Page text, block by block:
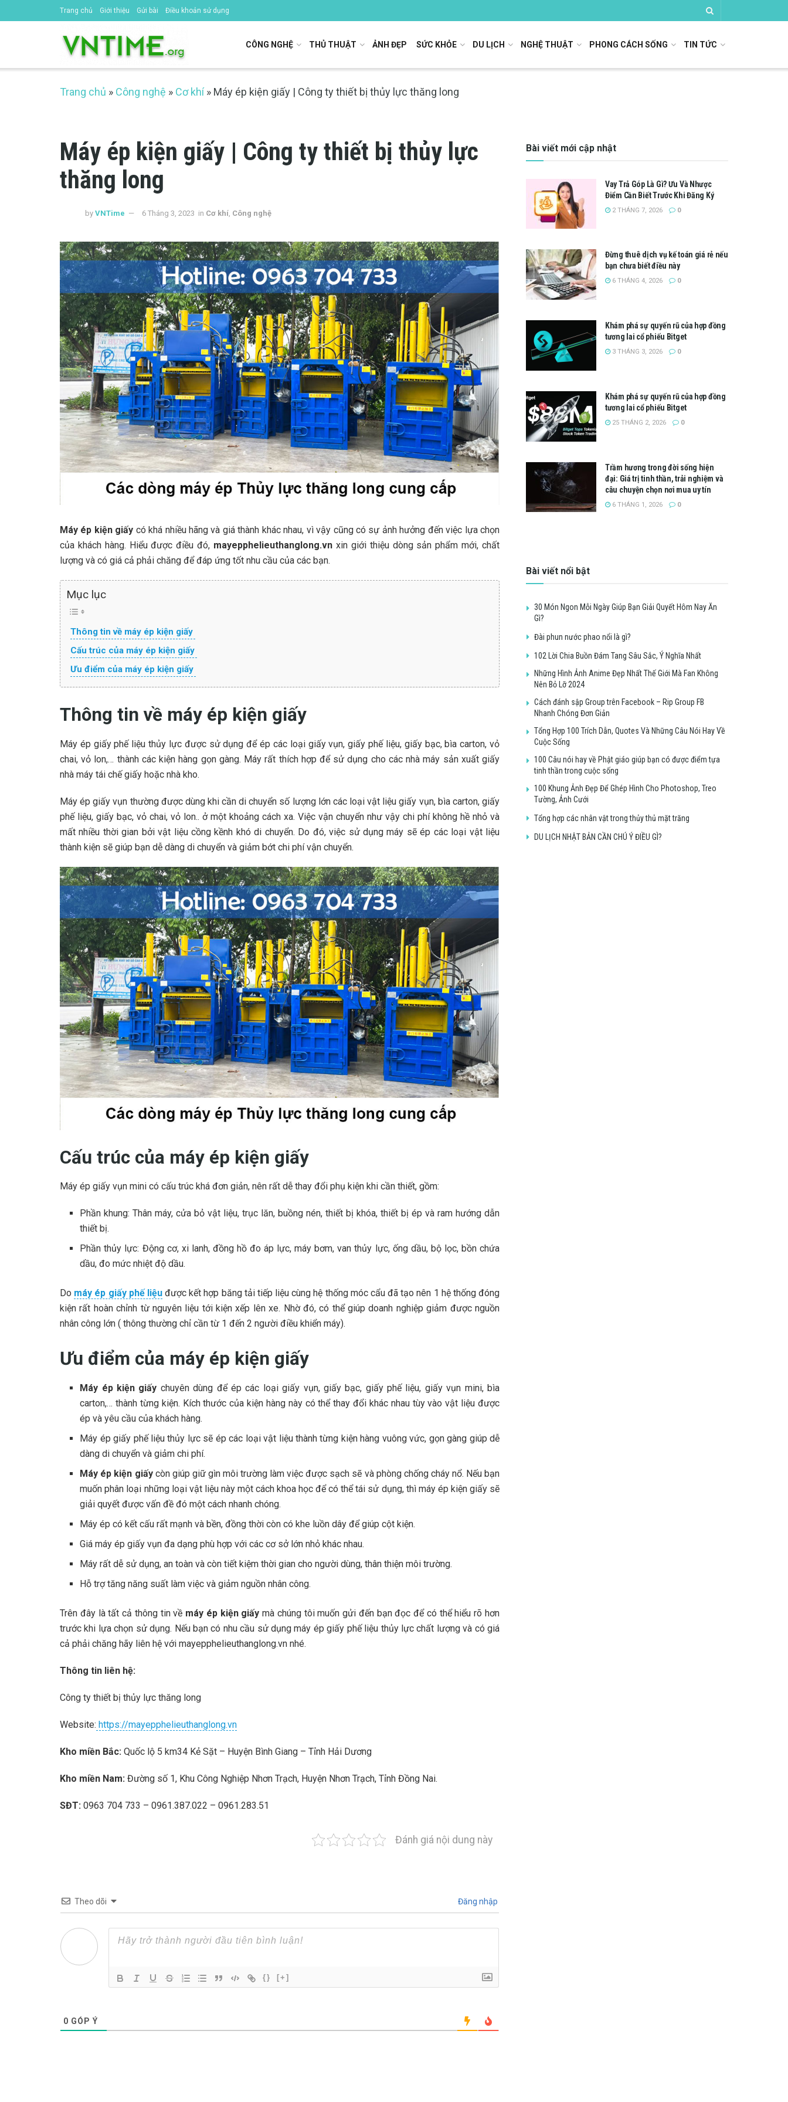
Trang chủ Giới thiệu Gửi bài Điều khoản sử dụng
CÔNG NGHỆ THỦ THUẬT ẢNH ĐẸP SỨC KHỎE DU LỊCH NGHỆ THUẬT PHONG CÁCH SỐNG TIN TỨC
Trang chủ » Công nghệ » Cơ khí» Máy ép kiện giấy | Công ty thiết bị thủy lực thăng long
Máy ép kiện giấy | Công ty thiết bị thủy lực
thăng long
by VNTime 6 Tháng 3, 2023 in Cơ khí, Công nghệ
Máy ép kiện giấy có khá nhiều hãng và giá thành khác nhau, vì vậy cũng có sự ảnh hưởng đến việc lựa chọn
của khách hàng. Hiểu được điều đó, mayepphelieuthanglong.vn xin giới thiệu dòng sản phẩm mới, chất
lượng và có giá cả phải chăng để đáp ứng tốt nhu cầu của các bạn.
Mục lục
Thông tin về máy ép kiện giấy
Cấu trúc của máy ép kiện giấy
Ưu điểm của máy ép kiện giấy
Thông tin về máy ép kiện giấy
Máy ép giấy phế liệu thủy lực được sử dụng để ép các loại giấy vụn, giấy phế liệu, giấy bạc, bìa carton, vỏ
chai, vỏ lon,… thành các kiện hàng gọn gàng. Máy rất thích hợp để sử dụng cho các nhà máy sản xuất giấy
nhà máy tái chế giấy hoặc nhà kho.
Máy ép giấy vụn thường được dùng khi cần di chuyển số lượng lớn các loại vật liệu giấy vụn, bìa carton, giấy
phế liệu, giấy bạc, vỏ chai, vỏ lon.. ở một khoảng cách xa. Việc vận chuyển như vậy chi phí không hề nhỏ và
mất nhiều thời gian bởi vật liệu cồng kềnh khó di chuyển. Do đó, việc sử dụng máy sẽ ép các loại vật liệu
thành kiện sẽ giúp bạn dễ dàng di chuyển và giảm bớt chi phí vận chuyển.
Cấu trúc của máy ép kiện giấy
Máy ép giấy vụn mini có cấu trúc khá đơn giản, nên rất dễ thay đổi phụ kiện khi cần thiết, gồm:
Phần khung: Thân máy, cửa bỏ vật liệu, trục lăn, buồng nén, thiết bị khóa, thiết bị ép và ram hướng dẫn
thiết bị.
Phần thủy lực: Động cơ, xi lanh, đồng hồ đo áp lực, máy bơm, van thủy lực, ống dầu, bộ lọc, bồn chứa
dầu, đo mức nhiệt độ dầu.
Do máy ép giấy phế liệuđược kết hợp băng tải tiếp liệu cùng hệ thống móc cẩu đã tạo nên 1 hệ thống đóng
kiện rất hoàn chỉnh từ nguyên liệu tới kiện xếp lên xe. Nhờ đó, có thể giúp doanh nghiệp giảm được nguồn
nhân công lớn ( thông thường chỉ cần từ 1 đến 2 người điều khiển máy).
Ưu điểm của máy ép kiện giấy
Máy ép kiện giấy chuyên dùng để ép các loại giấy vụn, giấy bạc, giấy phế liệu, giấy vụn mini, bìa
carton,… thành từng kiện. Kích thước của kiện hàng này có thể thay đổi khác nhau tùy vào vật liệu được
ép và yêu cầu của khách hàng.
Máy ép giấy phế liệu thủy lực sẽ ép các loại vật liệu thành từng kiện hàng vuông vức, gọn gàng giúp dễ
dàng di chuyển và giảm chi phí.
Máy ép kiện giấycòn giúp giữ gìn môi trường làm việc được sạch sẽ và phòng chống cháy nổ. Nếu bạn
muốn phân loại những loại vật liệu này một cách khoa học để có thể tái sử dụng, thì máy ép kiện giấy sẽ
giải quyết được vấn đề đó một cách nhanh chóng.
Máy ép có kết cấu rất mạnh và bền, đồng thời còn có khe luồn dây để giúp cột kiện.
Giá máy ép giấy vụn đa dạng phù hợp với các cơ sở lớn nhỏ khác nhau.
Máy rất dễ sử dụng, an toàn và còn tiết kiệm thời gian cho người dùng, thân thiện môi trường.
Hỗ trợ tăng năng suất làm việc và giảm nguồn nhân công.
Trên đây là tất cả thông tin về máy ép kiện giấy mà chúng tôi muốn gửi đến bạn đọc để có thể hiểu rõ hơn
trước khi lựa chọn sử dụng. Nếu bạn có nhu cầu sử dụng máy ép giấy phế liệu thủy lực chất lượng và có giá
cả phải chăng hãy liên hệ với mayepphelieuthanglong.vn nhé.
Thông tin liên hệ:
Công ty thiết bị thủy lực thăng long
Website: https://mayepphelieuthanglong.vn
Kho miền Bắc: Quốc lộ 5 km34 Kẻ Sặt – Huyện Bình Giang – Tỉnh Hải Dương
Kho miền Nam: Đường số 1, Khu Công Nghiệp Nhơn Trạch, Huyện Nhơn Trạch, Tỉnh Đồng Nai.
SĐT: 0963 704 733 – 0961.387.022 – 0961.283.51
Đánh giá nội dung này
Theo dõi Đăng nhập
{} [+]
0 GÓP Ý
Bài viết mới cập nhật
Vay Trả Góp Là Gì? Ưu Và Nhược
Điểm Cần Biết Trước Khi Đăng Ký
2 THÁNG 7, 2026 0
Đừng thuê dịch vụ kế toán giá rẻ nếu
bạn chưa biết điều này
6 THÁNG 4, 2026 0
Khám phá sự quyến rũ của hợp đồng
tương lai cổ phiếu Bitget
3 THÁNG 3, 2026 0
Khám phá sự quyến rũ của hợp đồng
tương lai cổ phiếu Bitget
25 THÁNG 2, 2026 0
Trầm hương trong đời sống hiện
đại: Giá trị tinh thần, trải nghiệm và
câu chuyện chọn nơi mua uy tín
6 THÁNG 1, 2026 0
Bài viết nổi bật
30 Món Ngon Mỗi Ngày Giúp Bạn Giải Quyết Hôm Nay Ăn
Gì?
Đài phun nước phao nổi là gì?
102 Lời Chia Buồn Đám Tang Sâu Sắc, Ý Nghĩa Nhất
Những Hình Ảnh Anime Đẹp Nhất Thế Giới Mà Fan Không
Nên Bỏ Lỡ 2024
Cách đánh sập Group trên Facebook – Rip Group FB
Nhanh Chóng Đơn Giản
Tổng Hợp 100 Trích Dẫn, Quotes Và Những Câu Nói Hay Về
Cuộc Sống
100 Câu nói hay về Phật giáo giúp bạn có được điểm tựa
tinh thần trong cuộc sống
100 Khung Ảnh Đẹp Để Ghép Hình Cho Photoshop, Treo
Tường, Ảnh Cưới
Tổng hợp các nhân vật trong thủy thủ mặt trăng
DU LỊCH NHẬT BẢN CẦN CHÚ Ý ĐIỀU GÌ?